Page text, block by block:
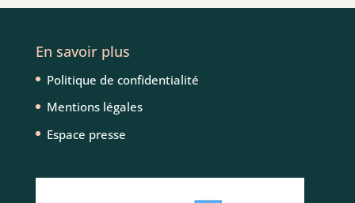
En savoir plus
Politique de confidentialité
Mentions légales
Espace presse